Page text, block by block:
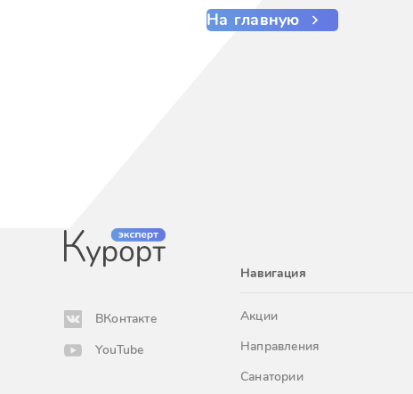
На главную
ВКонтакте
YouTube
Навигация
Акции
Направления
Санатории